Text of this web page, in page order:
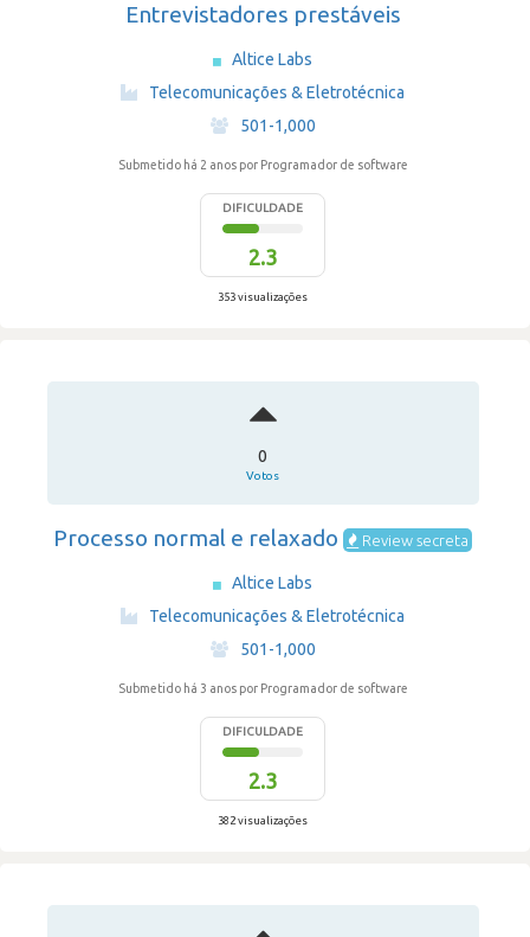
Entrevistadores prestáveis
Altice Labs
·
Telecomunicações & Eletrotécnica
·
501-1,000
Submetido há 2 anos por Programador de software
DIFICULDADE
2.3
353 visualizações
0
Votos
Processo normal e relaxado Review secreta
Altice Labs
·
Telecomunicações & Eletrotécnica
·
501-1,000
Submetido há 3 anos por Programador de software
DIFICULDADE
2.3
382 visualizações